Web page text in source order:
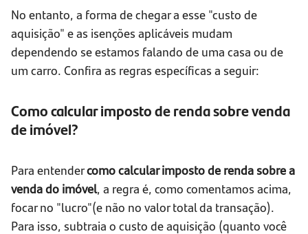
No entanto, a forma de chegar a esse "custo de
aquisição" e as isenções aplicáveis mudam
dependendo se estamos falando de uma casa ou de
um carro. Confira as regras específicas a seguir:
Como calcular imposto de renda sobre venda
de imóvel?
Para entendercomo calcular imposto de renda sobre a
venda do imóvel, a regra é, como comentamos acima,
focar no "lucro"(e não no valor total da transação).
Para isso, subtraia o custo de aquisição (quanto você